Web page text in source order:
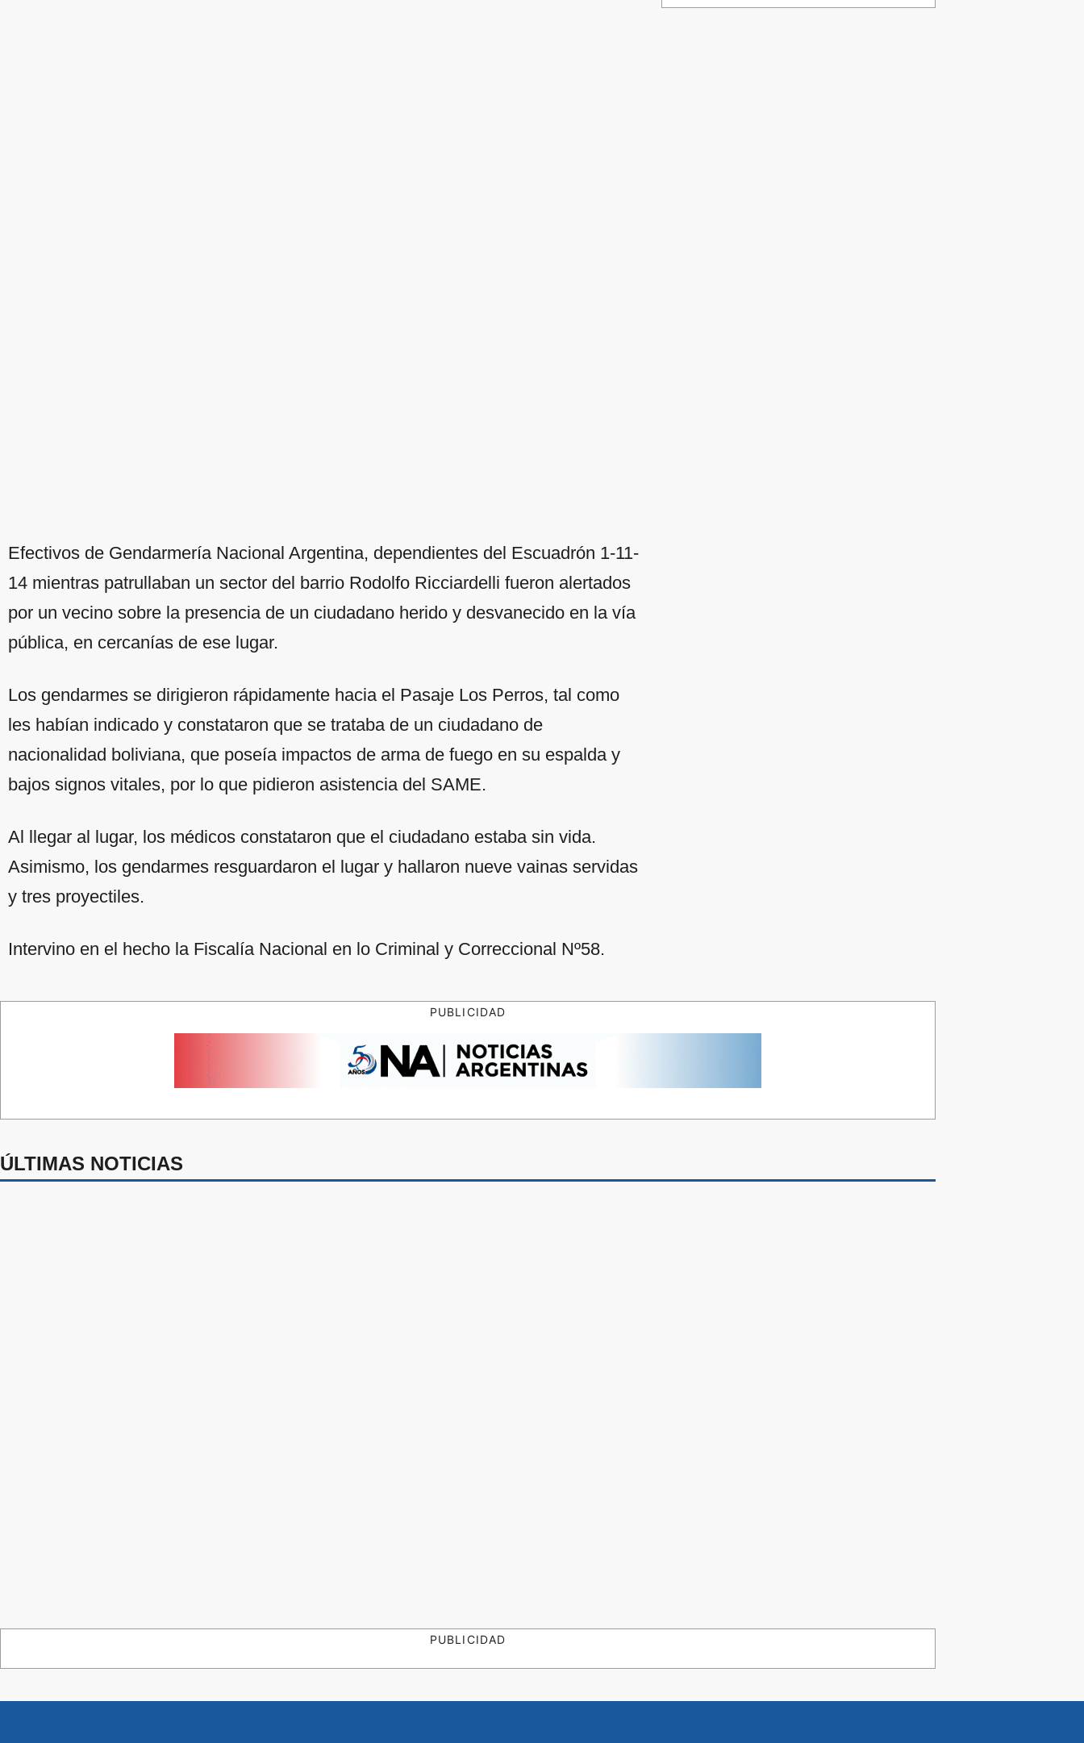
Efectivos de Gendarmería Nacional Argentina, dependientes del Escuadrón 1-11-
14 mientras patrullaban un sector del barrio Rodolfo Ricciardelli fueron alertados
por un vecino sobre la presencia de un ciudadano herido y desvanecido en la vía
pública, en cercanías de ese lugar.
Los gendarmes se dirigieron rápidamente hacia el Pasaje Los Perros, tal como
les habían indicado y constataron que se trataba de un ciudadano de
nacionalidad boliviana, que poseía impactos de arma de fuego en su espalda y
bajos signos vitales, por lo que pidieron asistencia del SAME.
Al llegar al lugar, los médicos constataron que el ciudadano estaba sin vida.
Asimismo, los gendarmes resguardaron el lugar y hallaron nueve vainas servidas
y tres proyectiles.
Intervino en el hecho la Fiscalía Nacional en lo Criminal y Correccional Nº58.
PUBLICIDAD
ÚLTIMAS NOTICIAS
PUBLICIDAD